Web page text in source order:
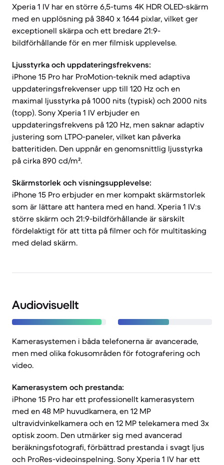
Xperia 1 IV har en större 6,5-tums 4K HDR OLED-skärm
med en upplösning på 3840 x 1644 pixlar, vilket ger
exceptionell skärpa och ett bredare 21:9-
bildförhållande för en mer filmisk upplevelse.
Ljusstyrka och uppdateringsfrekvens:
iPhone 15 Pro har ProMotion-teknik med adaptiva
uppdateringsfrekvenser upp till 120 Hz och en
maximal ljusstyrka på 1000 nits (typisk) och 2000 nits
(topp). Sony Xperia 1 IV erbjuder en
uppdateringsfrekvens på 120 Hz, men saknar adaptiv
justering som LTPO-paneler, vilket kan påverka
batteritiden. Den uppnår en genomsnittlig ljusstyrka
på cirka 890 cd/m².
Skärmstorlek och visningsupplevelse:
iPhone 15 Pro erbjuder en mer kompakt skärmstorlek
som är lättare att hantera med en hand. Xperia 1 IV:s
större skärm och 21:9-bildförhållande är särskilt
fördelaktigt för att titta på filmer och för multitasking
med delad skärm.
Audiovisuellt
Kamerasystemen i båda telefonerna är avancerade,
men med olika fokusområden för fotografering och
video.
Kamerasystem och prestanda:
iPhone 15 Pro har ett professionellt kamerasystem
med en 48 MP huvudkamera, en 12 MP
ultravidvinkelkamera och en 12 MP telekamera med 3x
optisk zoom. Den utmärker sig med avancerad
beräkningsfotografi, förbättrad prestanda i svagt ljus
och ProRes-videoinspelning. Sony Xperia 1 IV har ett